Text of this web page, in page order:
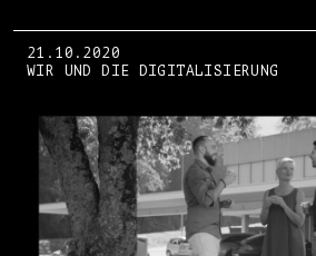
21.10.2020
WIR UND DIE DIGITALISIERUNG